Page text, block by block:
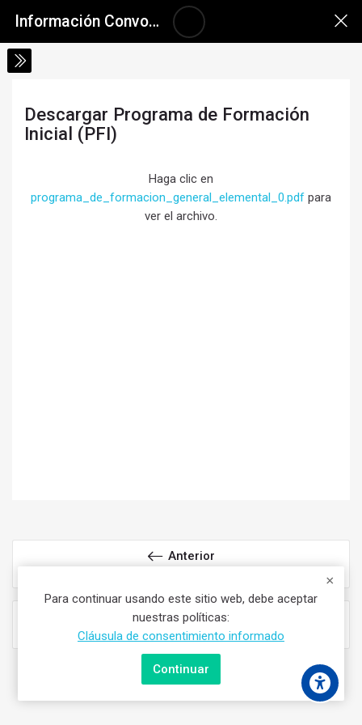
Información Convocatoria a Inscripciones 2026
Descargar Programa de Formación
Inicial (PFI)
Haga clic en
programa_de_formacion_general_elemental_0.pdf para
ver el archivo.
Anterior
Siguiente
Programa de formación con una duración de 6 años
Para continuar usando este sitio web, debe aceptar
nuestras políticas:
Cláusula de consentimiento informado
Continuar